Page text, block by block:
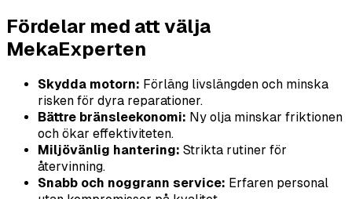
Fördelar med att välja
MekaExperten
Skydda motorn: Förläng livslängden och minska
risken för dyra reparationer.
Bättre bränsleekonomi: Ny olja minskar friktionen
och ökar effektiviteten.
Miljövänlig hantering: Strikta rutiner för
återvinning.
Snabb och noggrann service: Erfaren personal